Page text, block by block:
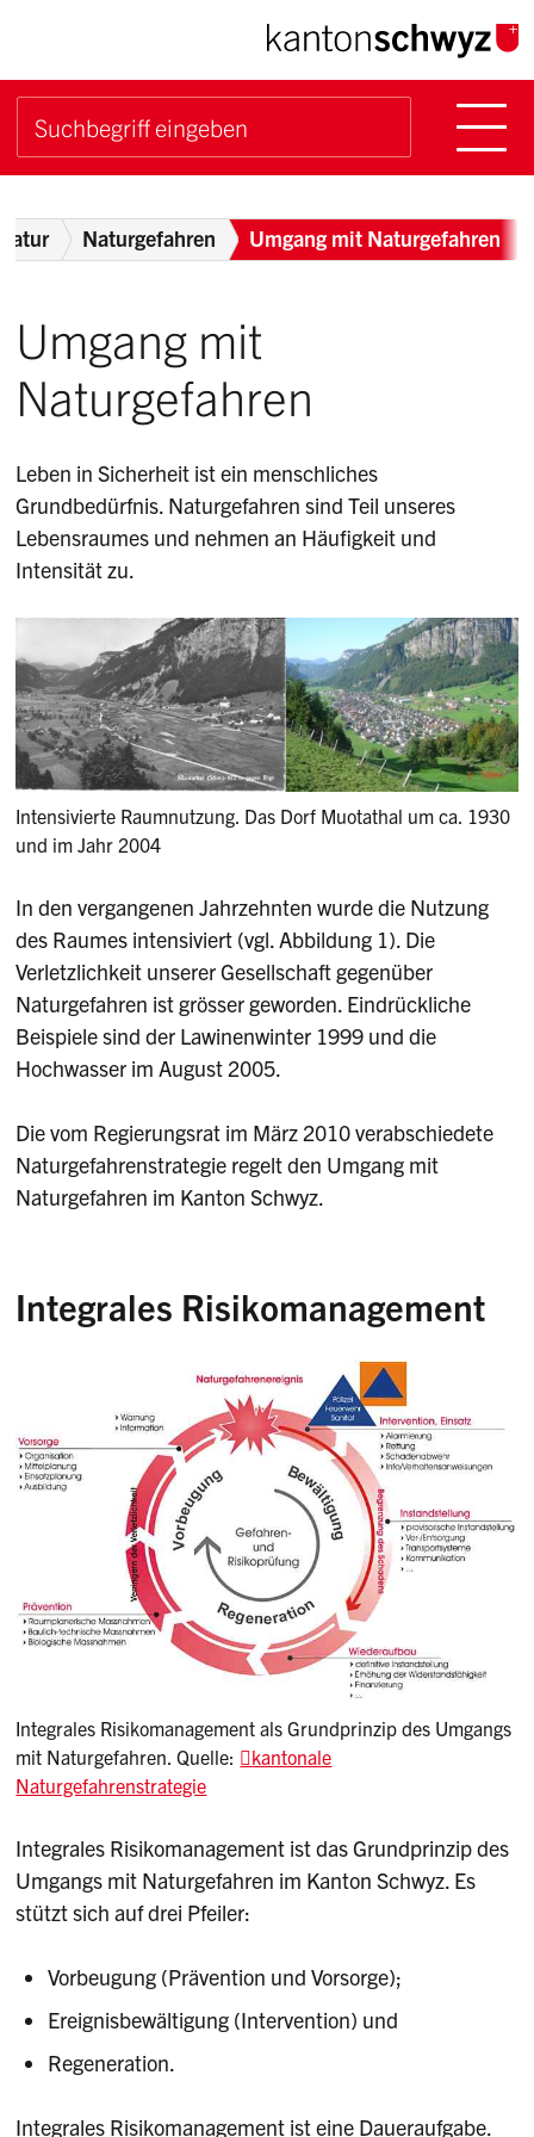
Navigieren im Kanton
Schnellnavigation
Suchbegriff
Breadcrumb
Naturgefahren Umgang mit Naturgefahren
Umgang mit
Naturgefahren
Leben in Sicherheit ist ein menschliches
Grundbedürfnis. Naturgefahren sind Teil unseres
Lebensraumes und nehmen an Häufigkeit und
Intensität zu.
Intensivierte Raumnutzung. Das Dorf Muotathal um ca. 1930
und im Jahr 2004
In den vergangenen Jahrzehnten wurde die Nutzung
des Raumes intensiviert (vgl. Abbildung 1). Die
Verletzlichkeit unserer Gesellschaft gegenüber
Naturgefahren ist grösser geworden. Eindrückliche
Beispiele sind der Lawinenwinter 1999 und die
Hochwasser im August 2005.
Die vom Regierungsrat im März 2010 verabschiedete
Naturgefahrenstrategie regelt den Umgang mit
Naturgefahren im Kanton Schwyz.
Integrales Risikomanagement
Integrales Risikomanagement als Grundprinzip des Umgangs
mit Naturgefahren. Quelle:
kantonale
Naturgefahrenstrategie
Integrales Risikomanagement ist das Grundprinzip des
Umgangs mit Naturgefahren im Kanton Schwyz. Es
stützt sich auf drei Pfeiler:
Vorbeugung (Prävention und Vorsorge);
Ereignisbewältigung (Intervention) und
Regeneration.
Integrales Risikomanagement ist eine Daueraufgabe.